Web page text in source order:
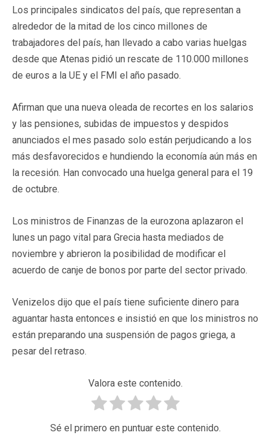
Los principales sindicatos del país, que representan a
alrededor de la mitad de los cinco millones de
trabajadores del país, han llevado a cabo varias huelgas
desde que Atenas pidió un rescate de 110.000 millones
de euros a la UE y el FMI el año pasado.
Afirman que una nueva oleada de recortes en los salarios
y las pensiones, subidas de impuestos y despidos
anunciados el mes pasado solo están perjudicando a los
más desfavorecidos e hundiendo la economía aún más en
la recesión. Han convocado una huelga general para el 19
de octubre.
Los ministros de Finanzas de la eurozona aplazaron el
lunes un pago vital para Grecia hasta mediados de
noviembre y abrieron la posibilidad de modificar el
acuerdo de canje de bonos por parte del sector privado.
Venizelos dijo que el país tiene suficiente dinero para
aguantar hasta entonces e insistió en que los ministros no
están preparando una suspensión de pagos griega, a
pesar del retraso.
Valora este contenido.
Sé el primero en puntuar este contenido.